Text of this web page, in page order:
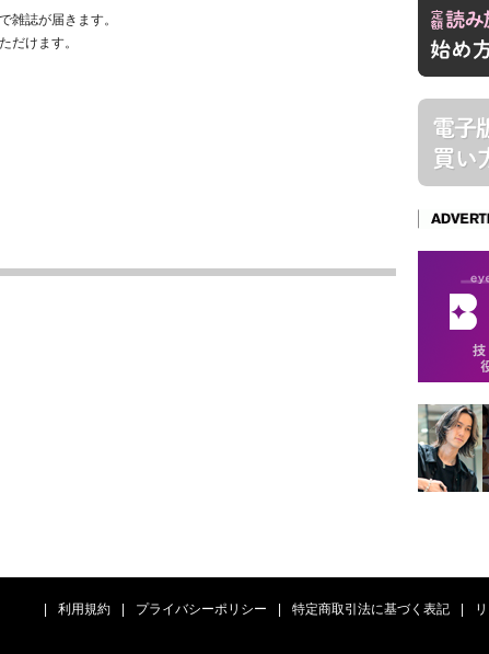
雑誌が届きます。
だけます。
利用規約 プライバシーポリシー 特定商取引法に基づく表記